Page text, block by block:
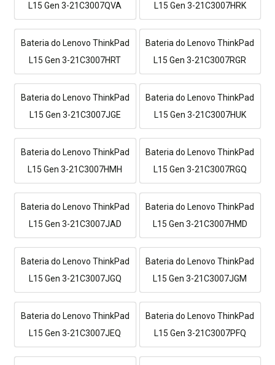
L15 Gen 3-21C3007QVA
L15 Gen 3-21C3007HRK
Bateria do Lenovo ThinkPad
L15 Gen 3-21C3007HRT
Bateria do Lenovo ThinkPad
L15 Gen 3-21C3007RGR
Bateria do Lenovo ThinkPad
L15 Gen 3-21C3007JGE
Bateria do Lenovo ThinkPad
L15 Gen 3-21C3007HUK
Bateria do Lenovo ThinkPad
L15 Gen 3-21C3007HMH
Bateria do Lenovo ThinkPad
L15 Gen 3-21C3007RGQ
Bateria do Lenovo ThinkPad
L15 Gen 3-21C3007JAD
Bateria do Lenovo ThinkPad
L15 Gen 3-21C3007HMD
Bateria do Lenovo ThinkPad
L15 Gen 3-21C3007JGQ
Bateria do Lenovo ThinkPad
L15 Gen 3-21C3007JGM
Bateria do Lenovo ThinkPad
L15 Gen 3-21C3007JEQ
Bateria do Lenovo ThinkPad
L15 Gen 3-21C3007PFQ